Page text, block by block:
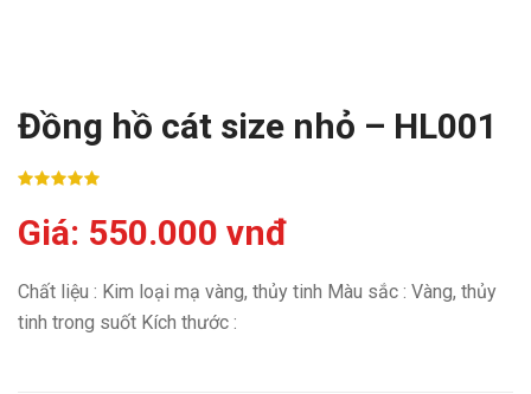
Đồng hồ cát size nhỏ – HL001
Giá: 550.000 vnđ
Chất liệu : Kim loại mạ vàng, thủy tinh Màu sắc : Vàng, thủy
tinh trong suốt Kích thước :